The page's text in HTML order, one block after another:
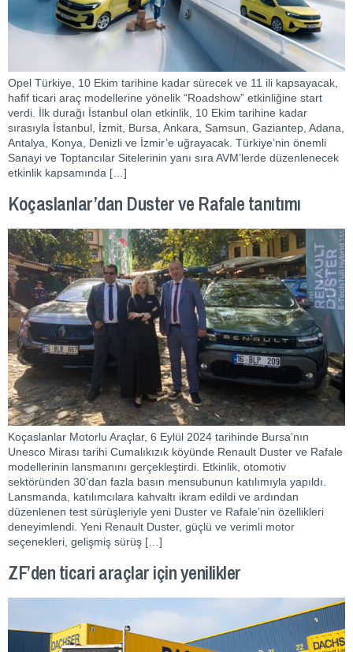
Opel Türkiye, 10 Ekim tarihine kadar sürecek ve 11 ili kapsayacak,
hafif ticari araç modellerine yönelik “Roadshow” etkinliğine start
verdi. İlk durağı İstanbul olan etkinlik, 10 Ekim tarihine kadar
sırasıyla İstanbul, İzmit, Bursa, Ankara, Samsun, Gaziantep, Adana,
Antalya, Konya, Denizli ve İzmir’e uğrayacak. Türkiye’nin önemli
Sanayi ve Toptancılar Sitelerinin yanı sıra AVM’lerde düzenlenecek
etkinlik kapsamında […]
Koçaslanlar’dan Duster ve Rafale tanıtımı
Koçaslanlar Motorlu Araçlar, 6 Eylül 2024 tarihinde Bursa’nın
Unesco Mirası tarihi Cumalıkızık köyünde Renault Duster ve Rafale
modellerinin lansmanını gerçekleştirdi. Etkinlik, otomotiv
sektöründen 30’dan fazla basın mensubunun katılımıyla yapıldı.
Lansmanda, katılımcılara kahvaltı ikram edildi ve ardından
düzenlenen test sürüşleriyle yeni Duster ve Rafale’nin özellikleri
deneyimlendi. Yeni Renault Duster, güçlü ve verimli motor
seçenekleri, gelişmiş sürüş […]
ZF’den ticari araçlar için yenilikler